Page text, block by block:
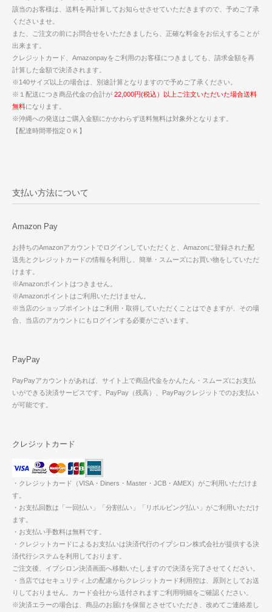
該当のお客様は、送料を再計算してお知らせさせていただきますので、予めご了承
くださいませ。
また、ご注文の前にお問合せをいただきましたら、正確な料金をお伝えすることが
出来ます。
クレジットカード、Amazonpayをご利用のお客様につきましても、請求金額を再
計算した金額で決済されます。
※140サイズ以上の場合は、別途計算となりますので予めご了承ください。
※１配送につき商品代金の合計が 22,000円(税込）以上ご注文いただいた場合送料
無料になります。
※沖縄への発送はご購入金額にかかわらず送料無料は対象外となります。
【配達時間帯指定ＯＫ】
支払い方法について
Amazon Pay
お持ちのAmazonアカウントでログインしていただくと、Amazonに登録された配
送先とクレジットカードの情報を利用し、簡単・スムーズにお買い物をしていただ
けます。
※Amazonポイントはつきません。
※Amazonポイントはご利用いただけません。
※当店のショップポイントはご利用・取得していただくことはできますが、その場
合、当店のアカウントにもログインする必要がございます。
PayPay
PayPayアカウントがあれば、サイト上で商品代金をかんたん・スムーズにお支払
いができる決済サービスです。PayPay（残高）、PayPayクレジットでのお支払い
が可能です。
クレジットカード
・クレジットカード（VISA・Diners・Master・JCB・AMEX）がご利用いただけま
す。
・お支払回数は「一回払い」「分割払い」「リボルビング払い」がご利用いただけ
ます。
・お支払い手数料は無料です。
・クレジットカードによるお支払いは決済代行のイプシロン株式会社が提供する決
済代行システムを利用しております。
ご注文後、イプシロン決済画面へ移動いたしますので決済を完了させてください。
・当店ではセキュリティ上の配慮からクレジットカード利用控は、原則としてお送
りしておりません。カード会社から送付されますご利用明細をご確認ください。
※決済エラーの場合は、商品のお届けを保留とさせていただき、改めてご連絡差し